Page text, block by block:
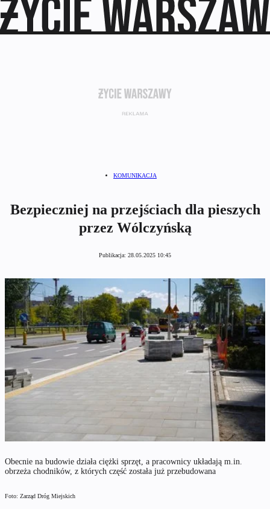
KOMUNIKACJA
Bezpieczniej na przejściach dla pieszych
przez Wólczyńską
Publikacja: 28.05.2025 10:45
Obecnie na budowie działa ciężki sprzęt, a pracownicy układają m.in.
obrzeża chodników, z których część została już przebudowana
Foto: Zarząd Dróg Miejskich